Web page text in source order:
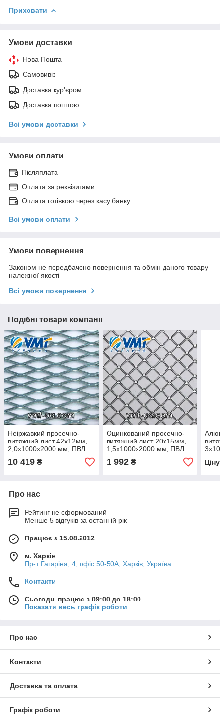
Приховати
Умови доставки
Нова Пошта
Самовивіз
Доставка кур'єром
Доставка поштою
Всі умови доставки
Умови оплати
Післяплата
Оплата за реквізитами
Оплата готівкою через касу банку
Всі умови оплати
Умови повернення
Законом не передбачено повернення та обмін даного товару
належної якості
Всі умови повернення
Подібні товари компанії
Неіржавкий просечно-
витяжний лист 42х12мм,
2,0х1000x2000 мм, ПВЛ
10 419 ₴
Оцинкований просечно-
витяжний лист 20х15мм,
1,5х1000x2000 мм, ПВЛ
1 992₴
Про нас
Рейтинг не сформований
Менше 5 відгуків за останній рік
Працює з 15.08.2012
м. Харків
Пр-т Гагаріна, 4, офіс 50-50A, Харків, Україна
Контакти
Сьогодні працює з 09:00 до 18:00
Показати весь графік роботи
Про нас
Контакти
Доставка та оплата
Графік роботи